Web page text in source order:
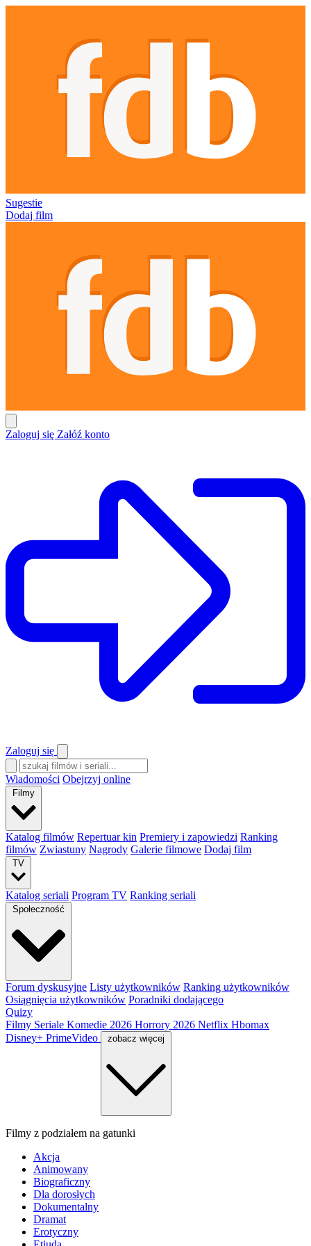
Sugestie
Dodaj film
Zaloguj się Załóź konto
Zaloguj się
Wiadomości Obejrzyj online
Filmy
Katalog filmów Repertuar kin Premiery i zapowiedzi Ranking
filmów Zwiastuny Nagrody Galerie filmowe Dodaj film
TV
Katalog seriali Program TV Ranking seriali
Społeczność
Forum dyskusyjne Listy użytkowników Ranking użytkowników
Osiągnięcia użytkowników Poradniki dodającego
Quizy
Filmy Seriale Komedie 2026 Horrory 2026 Netflix Hbomax
Disney+ PrimeVideo zobacz więcej
Filmy z podziałem na gatunki
Akcja
Animowany
Biograficzny
Dla dorosłych
Dokumentalny
Dramat
Erotyczny